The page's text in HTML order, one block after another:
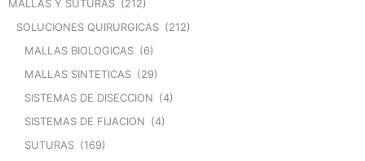
MALLAS Y SUTURAS (212)
SOLUCIONES QUIRURGICAS (212)
MALLAS BIOLOGICAS (6)
MALLAS SINTETICAS (29)
SISTEMAS DE DISECCION (4)
SISTEMAS DE FIJACION (4)
SUTURAS (169)